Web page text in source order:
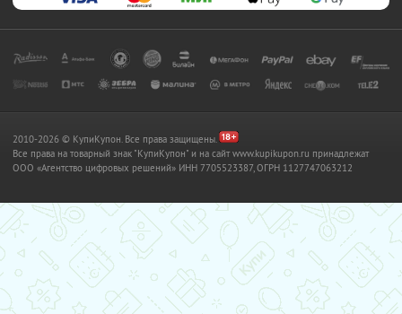
2010-2026 © КупиКупон. Все права защищены.
Все права на товарный знак "КупиКупон" и на сайт www.kupikupon.ru принадлежат
OOO «Агентство цифровых решений» ИНН 7705523387, ОГРН 1127747063212